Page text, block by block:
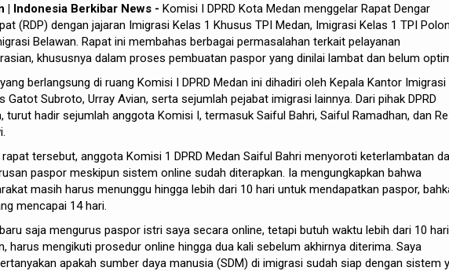
| Indonesia Berkibar News - Komisi I DPRD Kota Medan menggelar Rapat Dengar
(RDP) dengan jajaran Imigrasi Kelas 1 Khusus TPI Medan, Imigrasi Kelas 1 TPI
Belawan. Rapat ini membahas berbagai permasalahan terkait pelayanan
khususnya dalam proses pembuatan paspor yang dinilai lambat dan belum
berlangsung di ruang Komisi I DPRD Medan ini dihadiri oleh Kepala Kantor Imigrasi
Gatot Subroto, Urray Avian, serta sejumlah pejabat imigrasi lainnya. Dari pihak DPRD
turut hadir sejumlah anggota Komisi I, termasuk Saiful Bahri, Saiful Ramadhan, dan
rapat tersebut, anggota Komisi 1 DPRD Medan Saiful Bahri menyoroti keterlambatan
paspor meskipun sistem online sudah diterapkan. Ia mengungkapkan bahwa
masih harus menunggu hingga lebih dari 10 hari untuk mendapatkan paspor,
mencapai 14 hari.
saja mengurus paspor istri saya secara online, tetapi butuh waktu lebih dari 10
harus mengikuti prosedur online hingga dua kali sebelum akhirnya diterima. Saya
apakah sumber daya manusia (SDM) di imigrasi sudah siap dengan sistem